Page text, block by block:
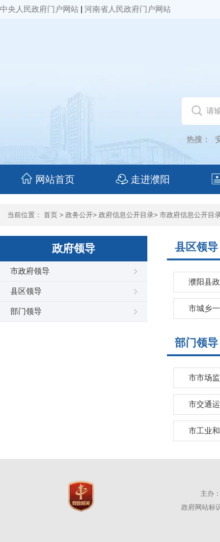
中央人民政府门户网站 河南省人民政府门户网站
热搜：
网站首页 走进濮阳
当前位置： 首页 > 政务公开> 政府信息公开目录> 市政府信息公开目
政府领导
市政府领导
县区领导
部门领导
县区领导
濮阳县
市城乡
部门领导
市市场
市交通
市工业
主办
政府网站标